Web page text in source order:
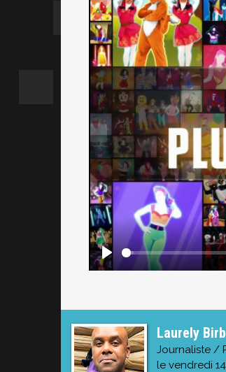
Laurely
Journaliste /
le vendredi